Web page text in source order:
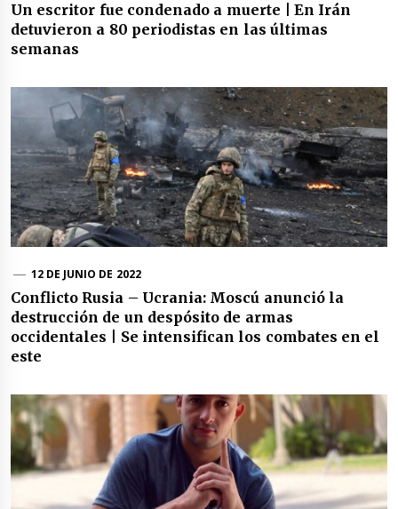
Un escritor fue condenado a muerte | En Irán
detuvieron a 80 periodistas en las últimas
semanas
12 DE JUNIO DE 2022
Conflicto Rusia – Ucrania: Moscú anunció la
destrucción de un despósito de armas
occidentales | Se intensifican los combates en el
este